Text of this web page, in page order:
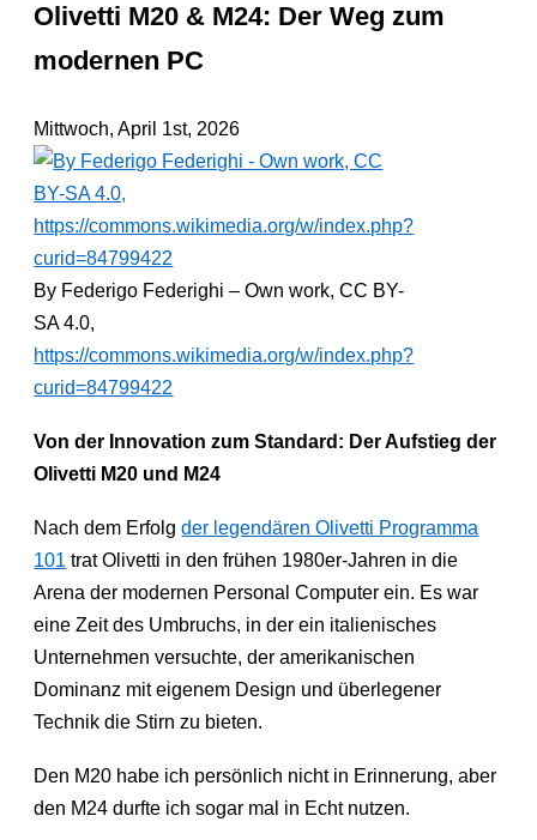
Olivetti M20 & M24: Der Weg zum
modernen PC
Mittwoch, April 1st, 2026
By Federigo Federighi – Own work, CC BY-
SA 4.0,
https://commons.wikimedia.org/w/index.php?
curid=84799422
Von der Innovation zum Standard: Der Aufstieg der
Olivetti M20 und M24
Nach dem Erfolgder legendären Olivetti Programma
101 trat Olivetti in den frühen 1980er-Jahren in die
Arena der modernen Personal Computer ein. Es war
eine Zeit des Umbruchs, in der ein italienisches
Unternehmen versuchte, der amerikanischen
Dominanz mit eigenem Design und überlegener
Technik die Stirn zu bieten.
Den M20 habe ich persönlich nicht in Erinnerung, aber
den M24 durfte ich sogar mal in Echt nutzen.